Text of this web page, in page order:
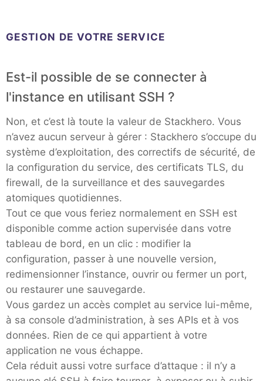
OpenSearch
PHP
Postfix
PostgreSQL
Prometheus
Python
RabbitMQ
Redis®*
GESTION DE VOTRE SERVICE
Est-il possible de se connecter à
l'instance en utilisant SSH ?
Non, et c’est là toute la valeur de Stackhero. Vous
n’avez aucun serveur à gérer : Stackhero s’occupe du
système d’exploitation, des correctifs de sécurité, de
la configuration du service, des certificats TLS, du
firewall, de la surveillance et des sauvegardes
atomiques quotidiennes.
Tout ce que vous feriez normalement en SSH est
disponible comme action supervisée dans votre
tableau de bord, en un clic : modifier la
configuration, passer à une nouvelle version,
redimensionner l’instance, ouvrir ou fermer un port,
ou restaurer une sauvegarde.
Vous gardez un accès complet au service lui-même,
à sa console d’administration, à ses APIs et à vos
données. Rien de ce qui appartient à votre
application ne vous échappe.
Cela réduit aussi votre surface d’attaque : il n’y a